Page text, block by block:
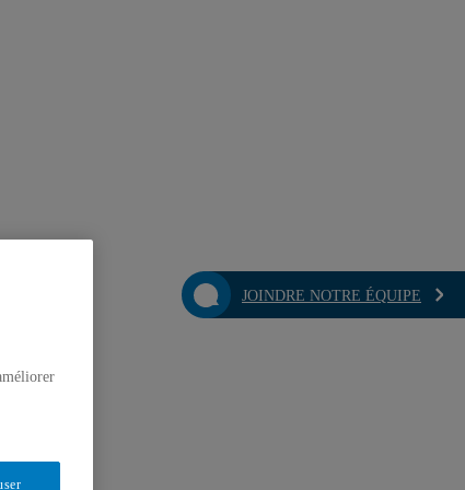
JOINDRE NOTRE ÉQUIPE